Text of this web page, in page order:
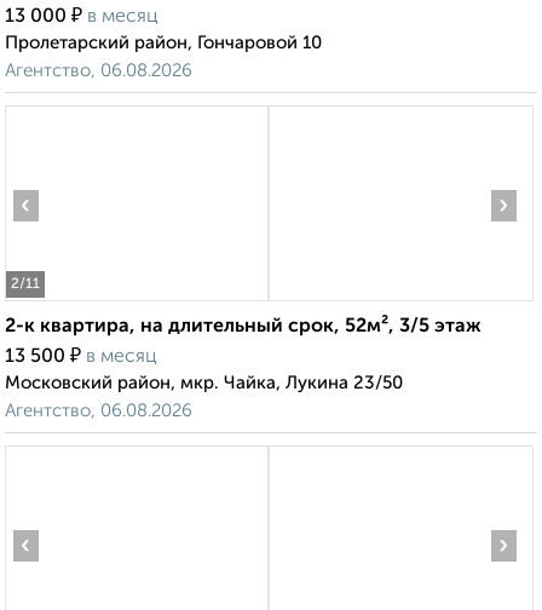
13 000 ₽ в месяц
Пролетарский район, Гончаровой 10
Агентство, 06.08.2026
2/11
‹ ›
2-к квартира, на длительный срок, 52м², 3/5 этаж
13 500 ₽ в месяц
Московский район, мкр. Чайка, Лукина 23/50
Агентство, 06.08.2026
‹ ›